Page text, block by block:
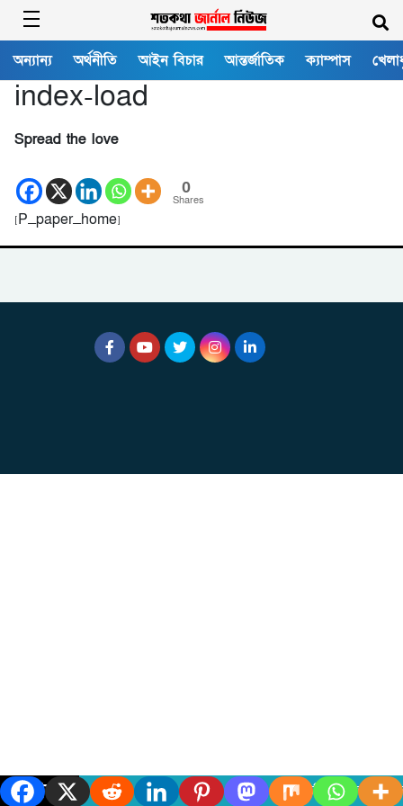
অন্যান্য অর্থনীতি আইন বিচার আন্তর্জাতিক ক্যাম্পাস
index-load
Spread the love
0
Shares
[P_paper_home]
শিরোনাম দাপ্তরিক ক্ষমতার